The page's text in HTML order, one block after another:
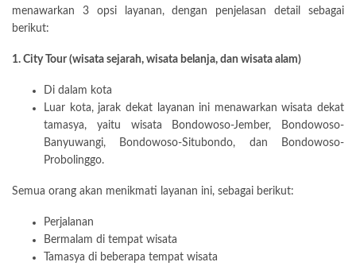
menawarkan 3 opsi layanan, dengan penjelasan detail sebagai
berikut:
1. City Tour (wisata sejarah, wisata belanja, dan wisata alam)
Di dalam kota
Luar kota, jarak dekat layanan ini menawarkan wisata dekat
tamasya, yaitu wisata Bondowoso-Jember, Bondowoso-
Banyuwangi, Bondowoso-Situbondo, dan Bondowoso-
Probolinggo.
Semua orang akan menikmati layanan ini, sebagai berikut:
Perjalanan
Bermalam di tempat wisata
Tamasya di beberapa tempat wisata